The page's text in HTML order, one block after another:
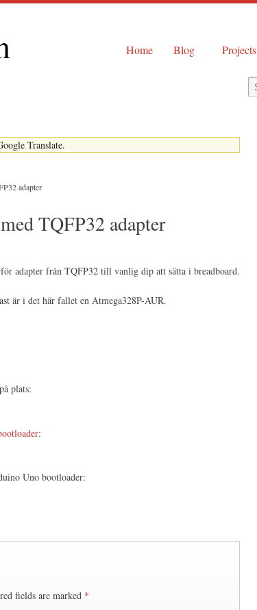
Home Blog Projects
Translate.
adapter
TQFP32 adapter
adapter från TQFP32 till vanlig dip att sätta i breadboard.
är i det här fallet en Atmega328P-AUR.
plats:
:
Uno bootloader:
fields are marked *